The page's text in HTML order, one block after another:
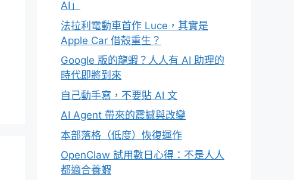
AI」
法拉利電動車首作 Luce，其實是
Apple Car 借殼重生？
Google 版的龍蝦？人人有 AI 助理的
時代即將到來
自己動手寫，不要貼 AI 文
AI Agent 帶來的震撼與改變
本部落格（低度）恢復運作
OpenClaw 試用數日心得：不是人人
都適合養蝦